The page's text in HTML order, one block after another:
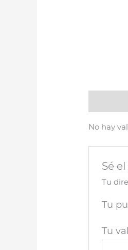
No hay
Sé
Tu
Tu
Tu